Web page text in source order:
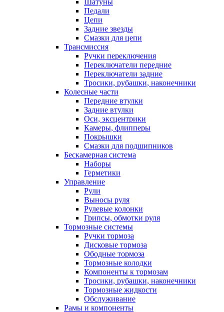
Педали
Цепи
Задние звезды
Смазки для цепи
Трансмиссия
Ручки переключения
Переключатели передние
Переключатели задние
Тросики, рубашки, наконечники
Колесные части
Передние втулки
Задние втулки
Оси, эксцентрики
Камеры, флипперы
Покрышки
Смазки для подшипников
Бескамерная система
Наборы
Герметики
Управление
Рули
Выносы руля
Рулевые колонки
Грипсы, обмотки руля
Тормозные системы
Ручки тормоза
Дисковые тормоза
Ободные тормоза
Тормозные колодки
Компоненты к тормозам
Тросики, рубашки, наконечники
Тормозные жидкости
Обслуживание
Рамы и компоненты